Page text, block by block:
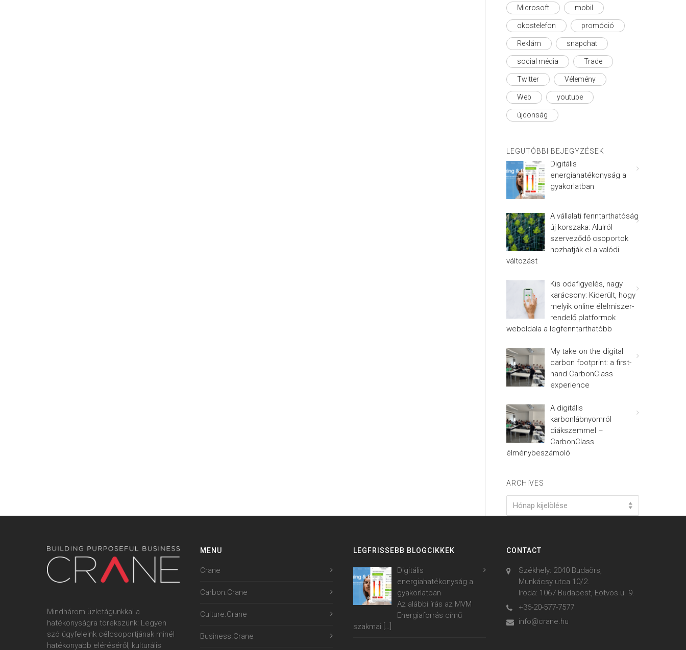
Microsoft mobil
okostelefon promóció
Reklám snapchat
social média Trade
Twitter Vélemény
Web youtube
újdonság
LEGUTÓBBI BEJEGYZÉSEK
Digitális
energiahatékonyság a
gyakorlatban
A vállalati fenntarthatóság
új korszaka: Alulról
szerveződő csoportok
hozhatják el a valódi
változást
Kis odafigyelés, nagy
karácsony: Kiderült, hogy
melyik online élelmiszer-
rendelő platformok
weboldala a legfenntarthatóbb
My take on the digital
carbon footprint: a first-
hand CarbonClass
experience
A digitális
karbonlábnyomról
diákszemmel –
CarbonClass
élménybeszámoló
ARCHIVES
Hónap kijelölése
Mindhárom üzletágunkkal a
hatékonyságra törekszünk: Legyen
szó ügyfeleink célcsoportjának minél
hatékonyabb eléréséről, kulturális
MENU
Crane
Carbon.Crane
Culture.Crane
Business.Crane
LEGFRISSEBB BLOGCIKKEK
Digitális
energiahatékonyság a
gyakorlatban
Az alábbi írás az MVM
Energiaforrás című
szakmai
CONTACT
Székhely: 2040 Budaörs,
Munkácsy utca 10/2.
Iroda: 1067 Budapest, Eötvös u. 9.
+36-20-577-7577
info@crane.hu